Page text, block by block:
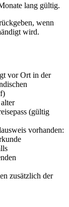
lang gültig.
wenn
wird.
vor Ort in der
(gültig
vorhanden:
zusätzlich der